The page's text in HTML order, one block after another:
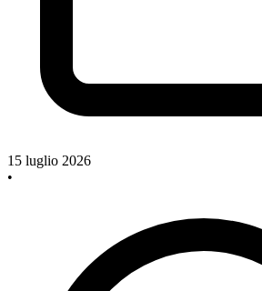
15 luglio 2026
•